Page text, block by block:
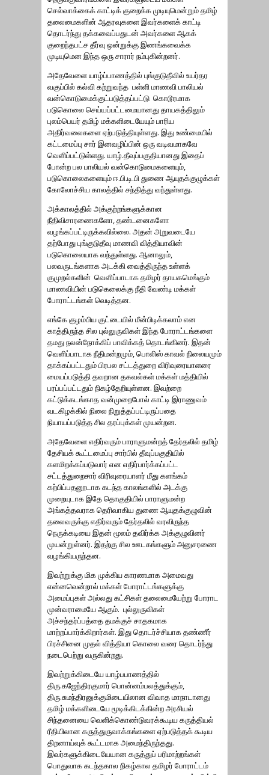
செல்வாக்கைக் காட்டிக் குறைக்க முடியுமென்றும் தமிழ்
தலைமைகளின் ஆதரவுகளை இவர்களைக் காட்டி
தொடர்ந்து தக்கவைப்பதுடன் அவர்களை ஆகக்
குறைந்தபட்ச தீர்வு ஒன்றுக்கு இணங்கவைக்க
முடியுமென இந்த ஒரு சாரார் நம்புகின்றனர்.
அதேவேளை யாழ்ப்பாணத்தில் புங்குடுதீவில் உயர்தர
வகுப்பில் கல்வி கற்றுவந்த பள்ளி மாணவி பாலியல்
வன்கொடுமைக்குட்படுத்தப்பட்டு கொடூரமாக
படுகொலை செய்யப்பட்டமையானது தாயகத்திலும்
புலம்பெயர் தமிழ் மக்களிடையேயும் பாரிய
அதிர்வலைகளை ஏற்படுத்தியுள்ளது. இது உண்மையில்
கட்டமைப்பு சார் இனவழிப்பின் ஒரு வடிவமாகவே
வெளிப்பட்டுள்ளது. யாழ்.தீவுப்பகுதியானது இதைப்
போன்ற பல பாலியல் வன்கொடுமைகளையும்,
படுகொலைகளையும் ஈ.பி.டி.பி துணை ஆயுதக்குழுக்கள்
கோலோச்சிய காலத்தில் சந்தித்து வந்துள்ளது.
அக்காலத்தில் அக்குற்றங்களுக்கான
நீதிவிசாரணைகளோ, தண்டனைகளோ
வழங்கப்பட்டிருக்கவில்லை. அதன் அறுவடையே
தற்போது புங்குடுதீவு மாணவி வித்தியாவின்
படுகொலையாக வந்துள்ளது. ஆனாலும்,
பலவருடங்களாக அடக்கி வைத்திருந்த உள்ளக்
குமுறல்களின் வெளிப்பாடாக தமிழர் தாயகமெங்கும்
மாணவியின் படுகெலைக்கு நீதி வேண்டி மக்கள்
போராட்டங்கள் வெடித்தன.
எங்கே குழம்பிய குட்டையில் மீன்பிடிக்கலாம் என
காத்திருந்த சில புல்லுருவிகள் இந்த போராட்டங்களை
தமது நலன்நோக்கிப் பாவிக்கத் தொடங்கினர். இதன்
வெளிப்பாடாக நீதிமன்றமும், பொலிஸ் காவல் நிலையமும்
தாக்கப்பட்டதும் பிரபல சட்டத்துறை விரிவுரையாளரை
மையப்படுத்தி தவறான தகவல்கள் மக்கள் மத்தியில்
பரப்பப்பட்டதும் நிகழ்தேறியுள்ளன. இவற்றை
கட்டுக்கடங்காத வன்முறைபோல் காட்டி இராணுவம்
வடகிழக்கில் நிலை நிறுத்தப்பட்டிருப்பதை
நியாயப்படுத்த சில தரப்புக்கள் முயன்றன.
அதேவேளை எதிர்வரும் பாராளுமன்றத் தேர்தலில் தமிழ்
தேசியக் கூட்டமைப்பு சார்பில் தீவுப்பகுதியில்
களமிறக்கப்படுவார் என எதிர்பார்க்கப்பட்ட
சட்டத்துறைசார் விரிவுரையாளர் மீது களங்கம்
கற்பிப்பதனூடாக கடந்த காலங்களில் அடக்கு
முறையுடாக இதே தொகுதியில் பாராளுமன்ற
அங்கத்தவராக தெரிவாகிய துணை ஆயுதக்குழுவின்
தலைவருக்கு எதிர்வரும் தேர்தலில் வரவிருந்த
நெருக்கடியை இதன் மூலம் தவிர்க்க அக்குழுவினர்
முயன்றுள்னர். இதற்கு சில ஊடகங்களும் அனுசரணை
வழங்கியருந்தன.
இவற்றுக்கு மிக முக்கிய காரணமாக அமைவது
என்னவென்றால் மக்கள் போராட்டங்களுக்கு
அமைப்புகள் அல்லது கட்சிகள் தலைமையேற்று போராட
முன்வராமையே ஆகும். புல்லுருவிகள்
அச்சந்தர்ப்பத்தை தமக்குச் சாதகமாக
மாற்றப்பார்க்கிறார்கள். இது தொடர்ச்சியாக தண்ணீர்
பிரச்சினை முதல் வித்தியா கொலை வரை தொடர்ந்து
நடைபெற்று வருகின்றது.
இவற்றுக்கிடையே யாழ்பபாணத்தில்
திரு.கஜேந்திரகுமார் பொன்னம்பலத்துக்கும்,
திரு.சுமந்திரனுக்குமிடையிலான விவாத மாநாடானது
தமிழ் மக்களிடையே மூடிக்கிடக்கின்ற அரசியல்
சிந்தனையை வெளிக்கொண்டுவரக்கூடிய கருத்தியல்
ரீதியிலான கருத்துருவாக்கங்களை ஏற்படுத்தக் கூடிய
திறனாய்வுக் கூட்டமாக அமைந்திருந்தது.
இவர்களுக்கிடையேயான கருத்துப் பரிமாற்றங்கள்
பொதுவாக கடந்தகால நிகழ்கால தமிழர் போராட்டம்